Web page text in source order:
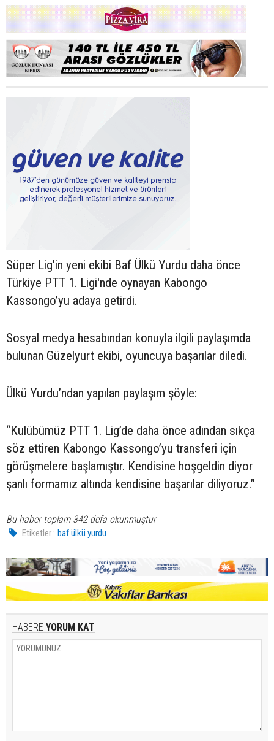
Süper Lig'in yeni ekibi Baf Ülkü Yurdu daha önce
Türkiye PTT 1. Ligi'nde oynayan Kabongo
Kassongo’yu adaya getirdi.
Sosyal medya hesabından konuyla ilgili paylaşımda
bulunan Güzelyurt ekibi, oyuncuya başarılar diledi.
Ülkü Yurdu’ndan yapılan paylaşım şöyle:
“Kulübümüz PTT 1. Lig’de daha önce adından sıkça
söz ettiren Kabongo Kassongo’yu transferi için
görüşmelere başlamıştır. Kendisine hoşgeldin diyor
şanlı formamız altında kendisine başarılar diliyoruz.”
Bu haber toplam 342 defa okunmuştur
Etiketler : baf ülkü yurdu
HABERE YORUM KAT